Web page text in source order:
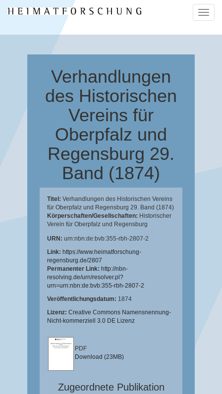
ein-/
Verhandlungen
des Historischen
Vereins für
Oberpfalz und
Regensburg 29.
Band (1874)
Titel: Verhandlungen des Historischen Vereins
für Oberpfalz und Regensburg 29. Band (1874)
Körperschaften/Gesellschaften: Historischer
Verein für Oberpfalz und Regensburg
URN: urn:nbn:de:bvb:355-rbh-2807-2
Link: https://www.heimatforschung-
regensburg.de/2807
Permanenter Link: http://nbn-
resolving.de/urn/resolver.pl?
urn=urn:nbn:de:bvb:355-rbh-2807-2
Veröffentlichungsdatum: 1874
Lizenz: Creative Commons Namensnennung-
Nicht-kommerziell 3.0 DE Lizenz
PDF
Download (23MB)
Zugeordnete Publikation